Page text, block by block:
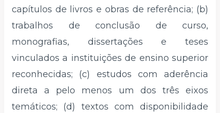
capítulos de livros e obras de referência; (b)
trabalhos de conclusão de curso,
monografias, dissertações e teses
vinculados a instituições de ensino superior
reconhecidas; (c) estudos com aderência
direta a pelo menos um dos três eixos
temáticos; (d) textos com disponibilidade